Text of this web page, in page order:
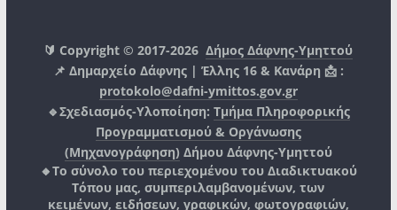
🔰 Copyright © 2017-2026Δήμος Δάφνης-Υμηττού
📌 Δημαρχείο Δάφνης | Έλλης 16 & Κανάρη 📩 :
protokolo@dafni-ymittos.gov.gr
🔹Σχεδιασμός-Υλοποίηση: Τμήμα Πληροφορικής
Προγραμματισμού & Οργάνωσης
(Μηχανογράφηση) Δήμου Δάφνης-Υμηττού
🔸Το σύνολο του περιεχομένου του Διαδικτυακού
Τόπου μας, συμπεριλαμβανομένων, των
κειμένων, ειδήσεων, γραφικών, φωτογραφιών,